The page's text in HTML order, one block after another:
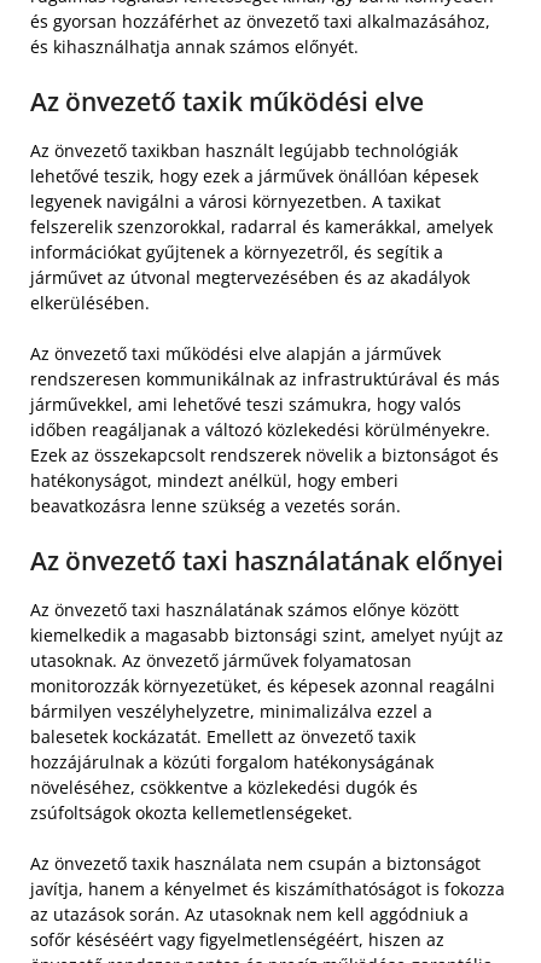
és gyorsan hozzáférhet az önvezető taxi alkalmazásához,
és kihasználhatja annak számos előnyét.
Az önvezető taxik működési elve
Az önvezető taxikban használt legújabb technológiák
lehetővé teszik, hogy ezek a járművek önállóan képesek
legyenek navigálni a városi környezetben. A taxikat
felszerelik szenzorokkal, radarral és kamerákkal, amelyek
információkat gyűjtenek a környezetről, és segítik a
járművet az útvonal megtervezésében és az akadályok
elkerülésében.
Az önvezető taxi működési elve alapján a járművek
rendszeresen kommunikálnak az infrastruktúrával és más
járművekkel, ami lehetővé teszi számukra, hogy valós
időben reagáljanak a változó közlekedési körülményekre.
Ezek az összekapcsolt rendszerek növelik a biztonságot és
hatékonyságot, mindezt anélkül, hogy emberi
beavatkozásra lenne szükség a vezetés során.
Az önvezető taxi használatának előnyei
Az önvezető taxi használatának számos előnye között
kiemelkedik a magasabb biztonsági szint, amelyet nyújt az
utasoknak. Az önvezető járművek folyamatosan
monitorozzák környezetüket, és képesek azonnal reagálni
bármilyen veszélyhelyzetre, minimalizálva ezzel a
balesetek kockázatát. Emellett az önvezető taxik
hozzájárulnak a közúti forgalom hatékonyságának
növeléséhez, csökkentve a közlekedési dugók és
zsúfoltságok okozta kellemetlenségeket.
Az önvezető taxik használata nem csupán a biztonságot
javítja, hanem a kényelmet és kiszámíthatóságot is fokozza
az utazások során. Az utasoknak nem kell aggódniuk a
sofőr késéséért vagy figyelmetlenségéért, hiszen az